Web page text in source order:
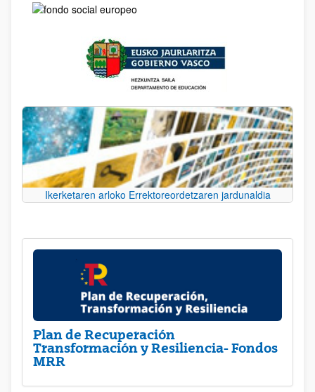
Ikerketaren arloko Errektoreordetzaren jardunaldia
Plan de Recuperación
Transformación y Resiliencia- Fondos
MRR